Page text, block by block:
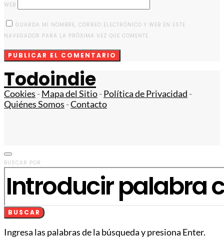
WEB
GUARDA MI NOMBRE, CORREO ELECTRÓNICO Y WEB EN ESTE
NAVEGADOR PARA LA PRÓXIMA VEZ QUE COMENTE.
Todoindie
Cookies -Mapa del Sitio-Política de Privacidad -
Quiénes Somos -Contacto
BUSCAR POR:
BUSCAR
Ingresa las palabras de la búsqueda y presiona Enter.